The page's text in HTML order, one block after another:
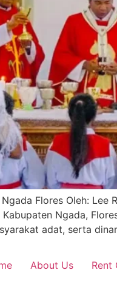
Flores Oleh:
Ngada,
adat, serta
About Us Rent